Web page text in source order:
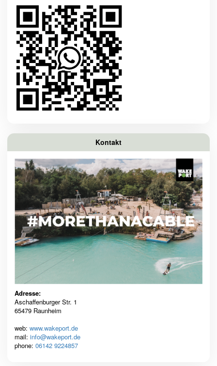
Kontakt
Adresse:
Aschaffenburger Str. 1
65479 Raunheim
web: www.wakeport.de
mail: info@wakeport.de
phone: 06142 9224857